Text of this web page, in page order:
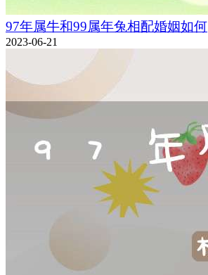
97年属牛和99属年兔相配婚姻如何
2023-06-21